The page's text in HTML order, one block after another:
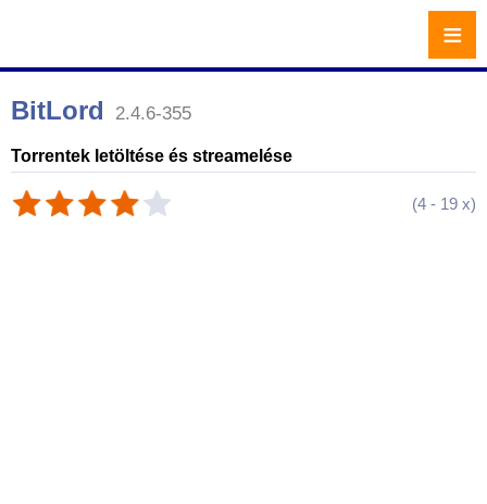
BitLord 2.4.6-355
Torrentek letöltése és streamelése
(4 - 19 x)
≡